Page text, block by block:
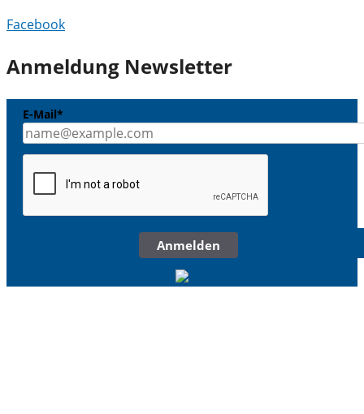
Facebook
Anmeldung Newsletter
E-Mail*
Anmelden